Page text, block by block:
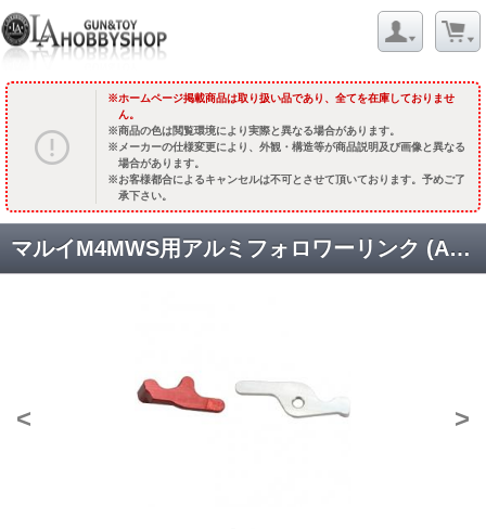
ホームページ掲載商品は取り扱い品であり、全てを在庫しておりませ
ん。
商品の色は閲覧環境により実際と異なる場合があります。
メーカーの仕様変更により、外観・構造等が商品説明及び画像と異なる
場合があります。
お客様都合によるキャンセルは不可とさせて頂いております。予めご了
承下さい。
マルイM4MWS用アルミフォロワーリンク (A/B) [GM0353] [取寄]
< >